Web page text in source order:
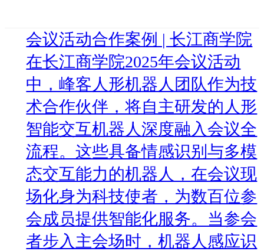
会议活动合作案例 | 长江商学院
在长江商学院2025年会议活动
中，峰客人形机器人团队作为技
术合作伙伴，将自主研发的人形
智能交互机器人深度融入会议全
流程。这些具备情感识别与多模
态交互能力的机器人，在会议现
场化身为科技使者，为数百位参
会成员提供智能化服务。当参会
者步入主会场时，机器人感应识